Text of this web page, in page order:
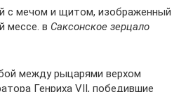
с мечом и щитом, изображенный
мессе. в Саксонское зерцало
между рыцарями верхом
Генриха VII, победившие